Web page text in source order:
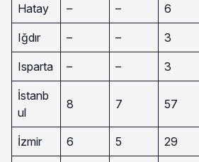
Hatay – – 6
Iğdır – – 3
Isparta – – 3
İstanb
ul
8 7 57
İzmir 6 5 29